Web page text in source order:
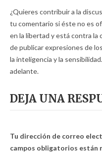
¿Quieres contribuir a la
tu comentario si éste no es
en la libertad y está contra la
de publicar expresiones de
la inteligencia y la
adelante.
DEJA UNA
Tu dirección de correo
campos obligatorios están